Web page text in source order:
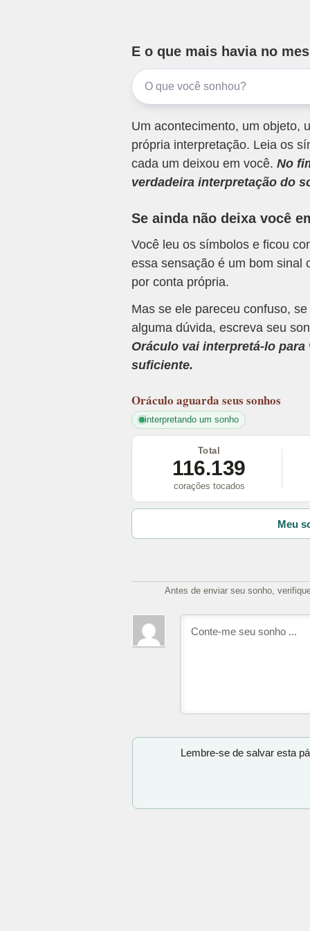
E o que mais havia no
Um acontecimento, um objeto,
própria interpretação. Leia os
cada um deixou em você. No
verdadeira interpretação do
Se ainda não deixa você
Você leu os símbolos e ficou
essa sensação é um bom sinal
por conta própria.
Mas se ele pareceu confuso,
alguma dúvida, escreva seu
Oráculo vai interpretá-lo
suficiente.
Oráculo aguarda seus sonhos
interpretando um sonho
Total
116.139
corações tocados
Meu
Antes de enviar seu sonho,
Lembre-se de salvar esta